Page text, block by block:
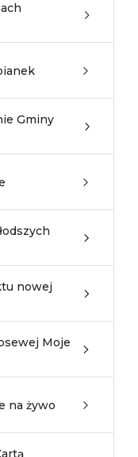
Gminy
nowej
Moje
na żywo